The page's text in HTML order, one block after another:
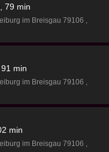
79 min
im Breisgau 79106
min
im Breisgau 79106
min
im Breisgau 79106